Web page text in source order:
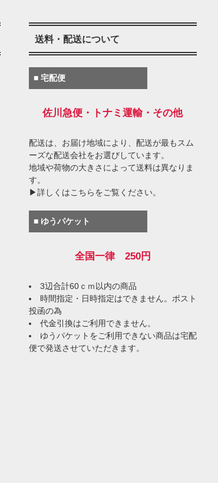
送料・配送について
■ 宅配便
佐川急便・トナミ運輸・その他
配送は、お届け地域により、配送が最もスム
ーズな配送会社をお選びしています。
地域や荷物の大きさによって送料は異なりま
す。
▶詳しくはこちらをご覧ください。
■ ゆうパケット
全国一律 250円
3辺合計60ｃｍ以内の商品
時間指定・日時指定はできません。ポスト
投函の為
代金引換はご利用できません。
ゆうパケットをご利用できない商品は宅配
便で発送させていただきます。